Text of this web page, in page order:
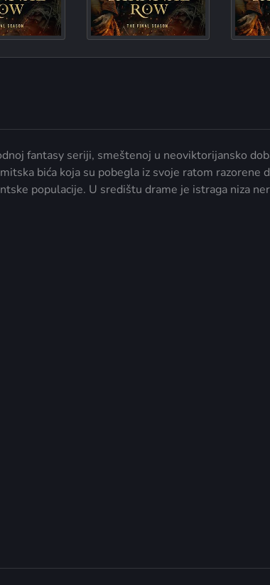
t The Joining of Unlike Grieve
fantasy seriji, smeštenoj u neoviktorijansko
bića koja su pobegla iz svoje ratom razorene
populacije. U središtu drame je istraga niza